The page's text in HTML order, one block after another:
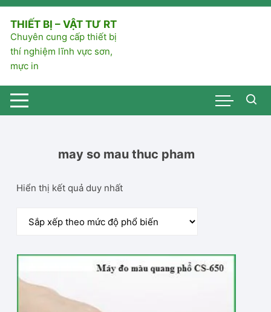
Chuyển
nội
dung
THIẾT BỊ – VẬT TƯ RT
Chuyên cung cấp thiết bị
thí nghiệm lĩnh vực sơn,
mực in
may so mau thuc pham
Hiển thị kết quả duy nhất